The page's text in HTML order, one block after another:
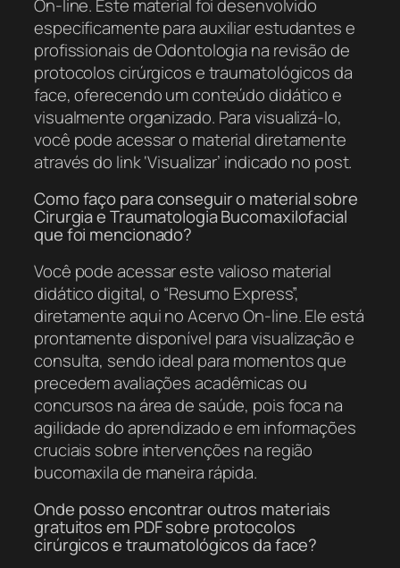
On-line. Este material foi desenvolvido
especificamente para auxiliar estudantes e
profissionais de Odontologia na revisão de
protocolos cirúrgicos e traumatológicos da
face, oferecendo um conteúdo didático e
visualmente organizado. Para visualizá-lo,
você pode acessar o material diretamente
através do link ‘Visualizar’ indicado no post.
Como faço para conseguir o material sobre
Cirurgia e Traumatologia Bucomaxilofacial
que foi mencionado?
Você pode acessar este valioso material
didático digital, o “Resumo Express”,
diretamente aqui no Acervo On-line. Ele está
prontamente disponível para visualização e
consulta, sendo ideal para momentos que
precedem avaliações acadêmicas ou
concursos na área de saúde, pois foca na
agilidade do aprendizado e em informações
cruciais sobre intervenções na região
bucomaxila de maneira rápida.
Onde posso encontrar outros materiais
gratuitos em PDF sobre protocolos
cirúrgicos e traumatológicos da face?